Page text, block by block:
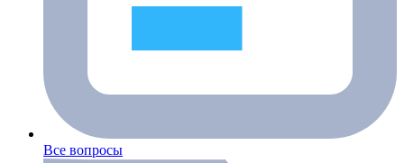
Все вопросы